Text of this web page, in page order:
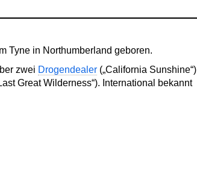
Tyne in Northumberland geboren.
zwei Drogendealer(„California Sunshine“)
Great Wilderness“). International bekannt